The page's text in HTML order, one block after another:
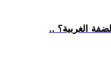
الغربية؟